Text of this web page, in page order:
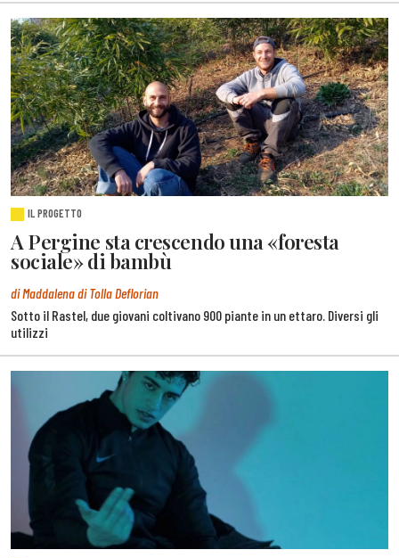
IL PROGETTO
A Pergine sta crescendo una «foresta
sociale» di bambù
di Maddalena di Tolla Deflorian
Sotto il Rastel, due giovani coltivano 900 piante in un ettaro. Diversi gli
utilizzi